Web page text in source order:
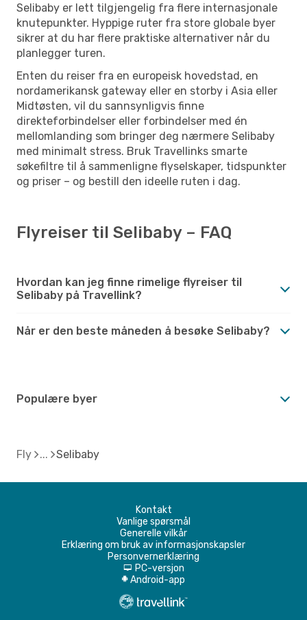
Selibaby er lett tilgjengelig fra flere internasjonale
knutepunkter. Hyppige ruter fra store globale byer
sikrer at du har flere praktiske alternativer når du
planlegger turen.
Enten du reiser fra en europeisk hovedstad, en
nordamerikansk gateway eller en storby i Asia eller
Midtøsten, vil du sannsynligvis finne
direkteforbindelser eller forbindelser med én
mellomlanding som bringer deg nærmere Selibaby
med minimalt stress. Bruk Travellinks smarte
søkefiltre til å sammenligne flyselskaper, tidspunkter
og priser – og bestill den ideelle ruten i dag.
Flyreiser til Selibaby – FAQ
Hvordan kan jeg finne rimelige flyreiser til
Selibaby på Travellink?
Når er den beste måneden å besøke Selibaby?
Populære byer
Fly Selibaby
Kontakt
Vanlige spørsmål
Generelle vilkår
Erklæring om bruk av informasjonskapsler
Personvernerklæring
d PC-versjon
A Android-app